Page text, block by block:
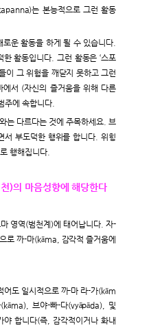
는 본능적으로 그런 활동
운 활동을 하게 될 수 있습니다.
활동입니다. 그런 활동은 ‘스포
이 그 위험을 깨닫지 못하고 그런
서 (자신의 즐거움을 위해 다른
주에 속합니다.
는 다르다는 것에 주목하세요. 브
서 부도덕한 행위를 합니다. 위힝
행해집니다.
)의 마음성향에 해당한다
영역(범천계)에 태어납니다. 자-
로 까-마(kāma, 감각적 즐거움에
도 일시적으로 까-마 라-가(kām
브야-빠-다(vyāpāda), 및
합니다(즉, 감각적이거나 화내